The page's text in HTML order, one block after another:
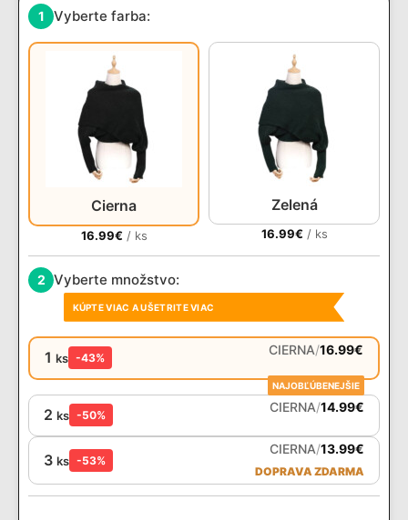
1 Vyberte farba:
Cierna
16.99€ / ks
Zelená
16.99€ / ks
2 Vyberte množstvo:
KÚPTE VIAC A UŠETRITE VIAC
1 ks -43%
CIERNA/16.99€
NAJOBĽÚBENEJŠIE
2 ks -50%
CIERNA/14.99€
3 ks -53%
CIERNA/13.99€
DOPRAVA ZDARMA